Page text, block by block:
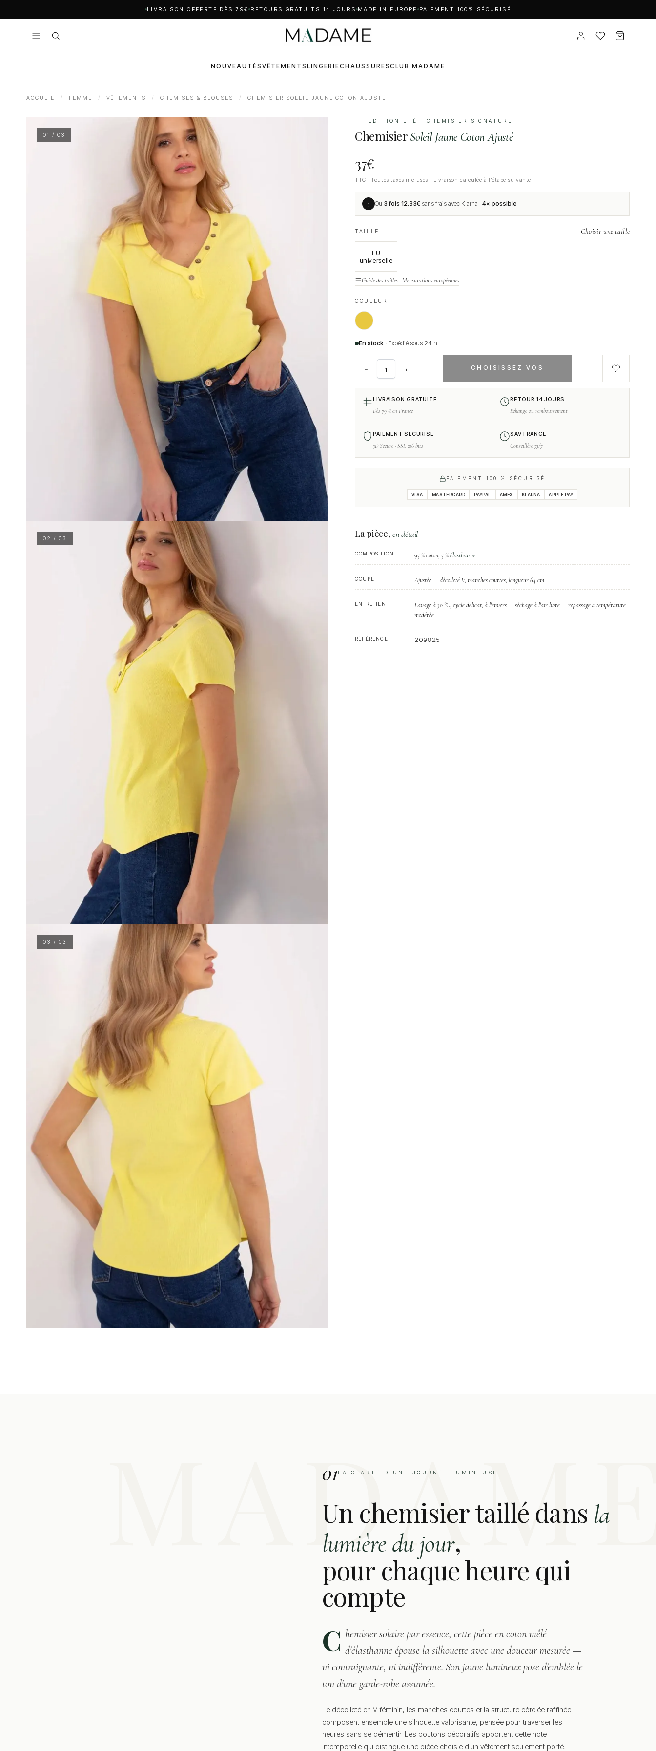
LIVRAISON OFFERTE DÈS 79€ RETOURS GRATUITS 14 JOURS MADE IN EUROPE PAIEMENT 100% SÉCURISÉ
NOUVEAUTÉS VÊTEMENTS LINGERIECHAUSSURESCLUB MADAME
ACCUEIL / FEMME / VÊTEMENTS / CHEMISES & BLOUSES / CHEMISIER SOLEIL JAUNE COTON AJUSTÉ
01 / 03
02 / 03
03 / 03
ÉDITION ÉTÉ · CHEMISIER SIGNATURE
Chemisier Soleil Jaune Coton Ajusté
37€
TTC · Toutes taxes incluses · Livraison calculée à l'étape suivante
3 Ou 3 fois12.33€ sans frais avec Klarna ·4× possible
TAILLE Choisir une taille
EU
universelle
Guide des tailles · Mensurations européennes
COULEUR —
En stock · Expédié sous 24 h
− + CHOISISSEZ VOS
LIVRAISON GRATUITE
Dès 79 € en France
RETOUR 14 JOURS
Échange ou remboursement
PAIEMENT SÉCURISÉ
3D Secure · SSL 256 bits
SAV FRANCE
Conseillère 7j/7
PAIEMENT 100 % SÉCURISÉ
VISA MASTERCARD PAYPAL AMEX KLARNA APPLE PAY
La pièce,en détail
COMPOSITION 95 % coton, 5 %élasthanne
COUPE Ajustée — décolleté V, manches courtes, longueur 64 cm
ENTRETIEN
Lavage à 30 °C, cycle délicat, à l'envers — séchage à l'air libre — repassage à température
modérée
RÉFÉRENCE 209825
01LA CLARTÉ D'UNE JOURNÉE LUMINEUSE
Un chemisier taillé dans la
lumière du jour,
pour chaque heure qui
compte
C hemisier solaire par essence, cette pièce en coton mêlé
d'élasthanne épouse la silhouette avec une douceur mesurée —
ni contraignante, ni indifférente. Son jaune lumineux pose d'emblée le
ton d'une garde-robe assumée.
Le décolleté en V féminin, les manches courtes et la structure côtelée raffinée
composent ensemble une silhouette valorisante, pensée pour traverser les
heures sans se démentir. Les boutons décoratifs apportent cette note
intemporelle qui distingue une pièce choisie d'un vêtement seulement porté.